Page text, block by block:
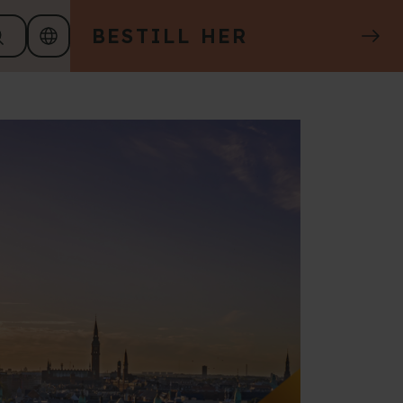
BESTILL HER